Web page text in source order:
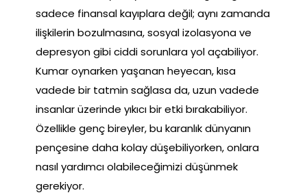
sadece finansal kayıplara değil; aynı zamanda
ilişkilerin bozulmasına, sosyal izolasyona ve
depresyon gibi ciddi sorunlara yol açabiliyor.
Kumar oynarken yaşanan heyecan, kısa
vadede bir tatmin sağlasa da, uzun vadede
insanlar üzerinde yıkıcı bir etki bırakabiliyor.
Özellikle genç bireyler, bu karanlık dünyanın
pençesine daha kolay düşebiliyorken, onlara
nasıl yardımcı olabileceğimizi düşünmek
gerekiyor.